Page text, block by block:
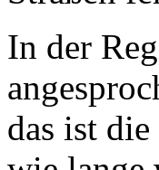
In der
das ist